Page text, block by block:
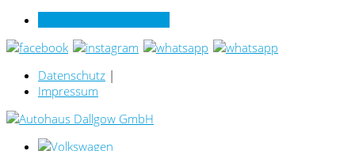
Datenschutz |
Impressum